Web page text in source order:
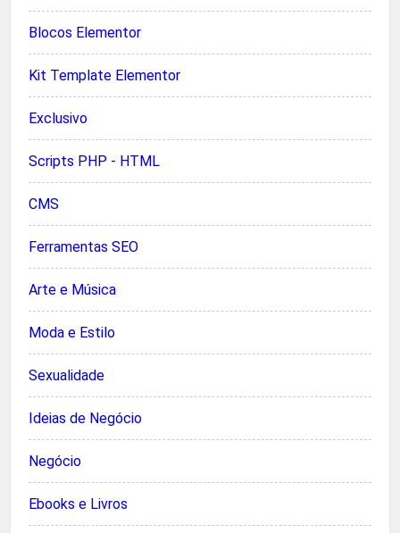
Blocos Elementor
Kit Template Elementor
Exclusivo
Scripts PHP - HTML
CMS
Ferramentas SEO
Arte e Música
Moda e Estilo
Sexualidade
Ideias de Negócio
Negócio
Ebooks e Livros